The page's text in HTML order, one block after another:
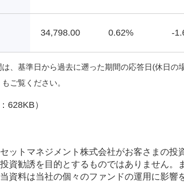
34,798.00 0.62% -
、基準日から過去に遡った期間の応答日(休日の
ご覧ください。
628KB）
ットマネジメント株式会社がお客さまの投
資勧誘を目的とするものではありません。
資料は当社の個々のファンドの運用に影響